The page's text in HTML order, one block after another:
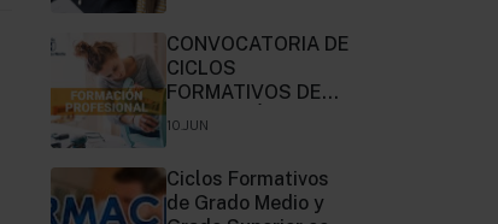
CONVOCATORIA DE
CICLOS
FORMATIVOS DE
FORMACIÓN
RÉGIMEN
PRESENCIAL.
CURSO 2024/2025.
10.JUN
Ciclos Formativos
de Grado Medio y